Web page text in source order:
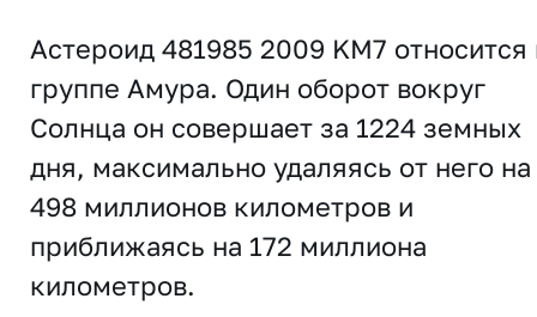
Астероид 481985 2009 KM7 относится
группе Амура. Один оборот вокруг
Солнца он совершает за 1224 земных
дня, максимально удаляясь от него на
498 миллионов километров и
приближаясь на 172 миллиона
километров.